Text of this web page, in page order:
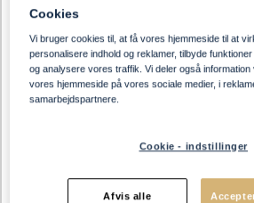
Cookies
Vi bruger cookies til, at få vores hjemmeside til at
personalisere indhold og reklamer, tilbyde
og analysere vores traffik. Vi deler også
vores hjemmeside på vores sociale medier, i
samarbejdspartnere.
Cookie - indstillinger
Afvis alle